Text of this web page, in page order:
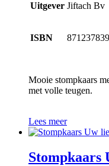
Uitgever Jiftach Bv
ISBN
Mooie stompkaars
met volle teugen.
Lees meer
Stompkaars